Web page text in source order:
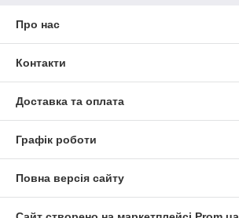
Про нас
Контакти
Доставка та оплата
Графік роботи
Повна версія сайту